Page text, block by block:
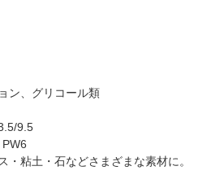
ン、グリコール類
9.5
・粘土・石などさまざまな素材に。